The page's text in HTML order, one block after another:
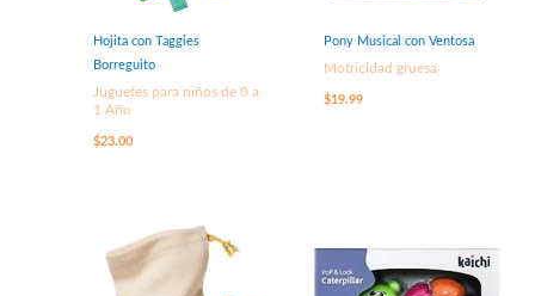
Hojita con Taggies
Borreguito
Juguetes para niños de 0 a
1 Año
$23.00
Pony Musical con Ventosa
Motricidad gruesa
$19.99